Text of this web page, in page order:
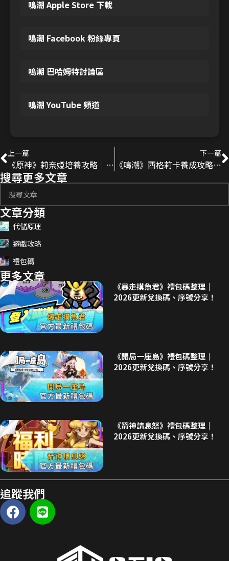
鳴潮 Apple Store 下載
鳴潮 Facebook 粉絲專頁
鳴潮 巴哈姆特討論區
鳴潮 YouTube 頻道
上一篇
《原神》莉奈婭培養攻略｜月結晶核心副C，武器、聖遺物、配隊與命座推薦
下一篇
《鳴潮》西格莉卡養成攻略｜聲骸隊核心主C，武器、聲骸配置與配隊推薦
搜尋更多文章
文章分類
代儲原理
遊戲攻略
禮包碼
更多文章
《暴走摸魚君》禮包碼整理｜
2026更新兌換碼、序號分享！
《開局一座島》禮包碼整理｜
2026更新兌換碼、序號分享！
《箭神請息怒》禮包碼整理｜
2026更新兌換碼、序號分享！
追蹤我們